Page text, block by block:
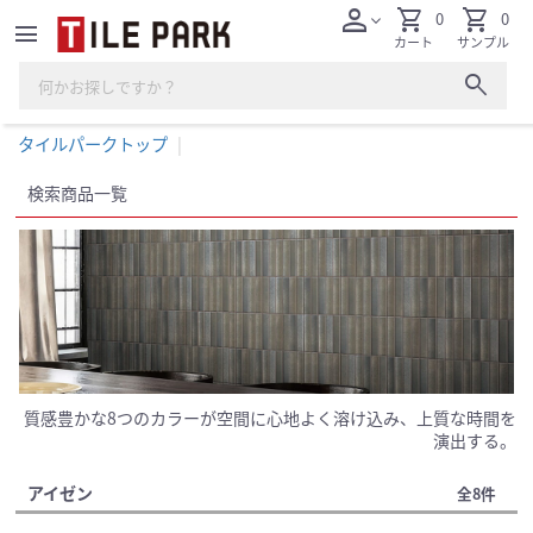
menu
search
personexpand_more shopping_cart
カート
0 shopping_cart
サンプル
0
タイルパークトップ
検索商品一覧
質感豊かな8つのカラーが空間に心地よく溶け込み、上質な時間を
演出する。
アイゼン 全8件